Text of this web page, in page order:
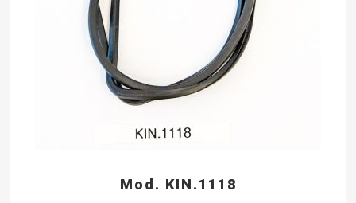
Mod. KIN.1118